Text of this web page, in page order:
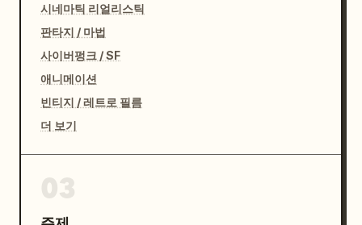
시네마틱 리얼리스틱
판타지 / 마법
사이버펑크 / SF
애니메이션
빈티지 / 레트로 필름
더 보기